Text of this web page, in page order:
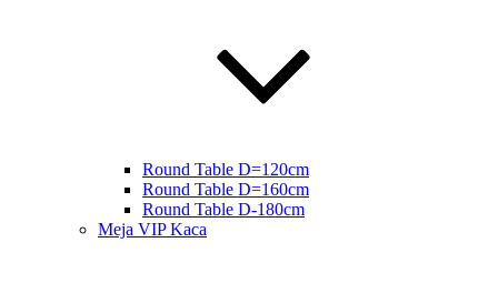
Round Table D=120cm
Round Table D=160cm
Round Table D-180cm
Meja VIP Kaca